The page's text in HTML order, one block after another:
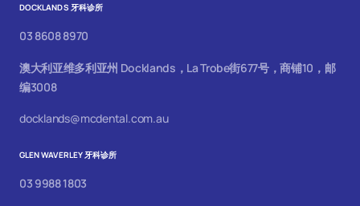
DOCKLANDS 牙科诊所
03 8608 8970
澳大利亚维多利亚州 Docklands，La Trobe街677号，商铺10，邮
编3008
docklands@mcdental.com.au
GLEN WAVERLEY 牙科诊所
03 9988 1803